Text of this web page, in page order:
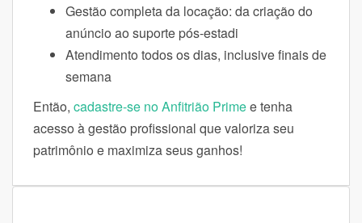
Gestão completa da locação: da criação do
anúncio ao suporte pós-estadi
Atendimento todos os dias, inclusive finais de
semana
Então, cadastre-se no Anfitrião Primee tenha
acesso à gestão profissional que valoriza seu
patrimônio e maximiza seus ganhos!